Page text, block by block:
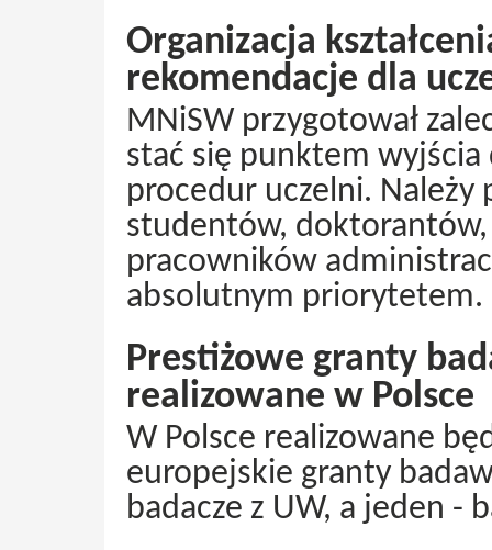
Organizacja
rekomendacje dla
MNiSW przygotował
stać się punktem
procedur uczelni. Należy
studentów, doktorantów,
pracowników
absolutnym priorytetem.
Prestiżowe granty
realizowane w Polsce
W Polsce realizowane
europejskie granty
badacze z UW, a jeden -